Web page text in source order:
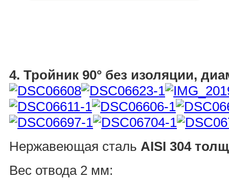
4. Тройник 90° без изоляции,
Нержавеющая сталь AISI 304
Вес отвода 2 мм: